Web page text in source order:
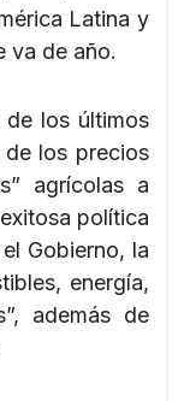
Latina y
va de año.
los últimos
los precios
agrícolas a
política
Gobierno, la
energía,
además de